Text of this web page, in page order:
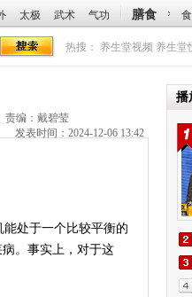
太极 武术 气功 膳食
热搜： 养生堂视频 养生堂
责编：戴碧莹
发表时间：2024-12-06 13:42
处于一个比较平衡的
。事实上，对于这
播